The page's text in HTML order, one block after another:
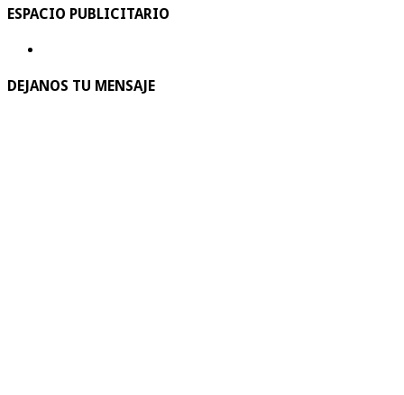
ESPACIO PUBLICITARIO
DEJANOS TU MENSAJE